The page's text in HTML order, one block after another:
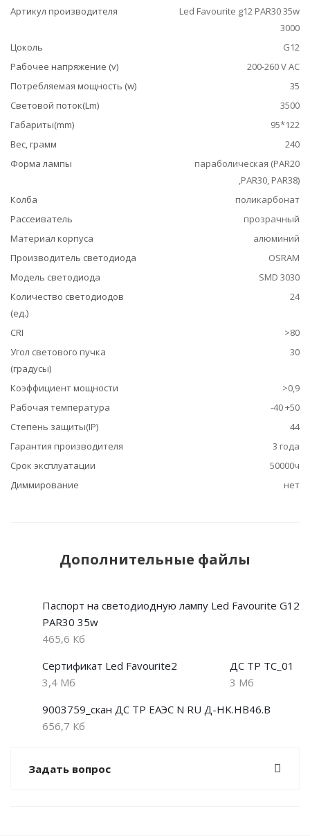
Артикул производителя
Led Favourite g12 PAR30 35w
3000
Цоколь
G12
Рабочее напряжение (v)
200-260 V AC
Потребляемая мощность (w)
35
Световой поток(Lm)
3500
Габариты(mm)
95*122
Вес, грамм
240
Форма лампы
параболическая (PAR20
,PAR30, PAR38)
Колба
поликарбонат
Рассеиватель
прозрачный
Материал корпуса
алюминий
Производитель светодиода
OSRAM
Модель светодиода
SMD 3030
Количество светодиодов
(ед.)
24
CRI
>80
Угол светового пучка
(градусы)
30
Коэффициент мощности
>0,9
Рабочая температура
-40 +50
Степень защиты(IP)
44
Гарантия производителя
3 года
Срок эксплуатации
50000ч
Диммирование
нет
Дополнительные файлы
Паспорт на светодиодную лампу Led Favourite G12
PAR30 35w
465,6 Кб
Сертификат Led Favourite2
3,4 Мб
ДС ТР ТС_01
3 Мб
9003759_скан ДС ТР ЕАЭС N RU Д-HK.НВ46.В
656,7 Кб
Задать вопрос